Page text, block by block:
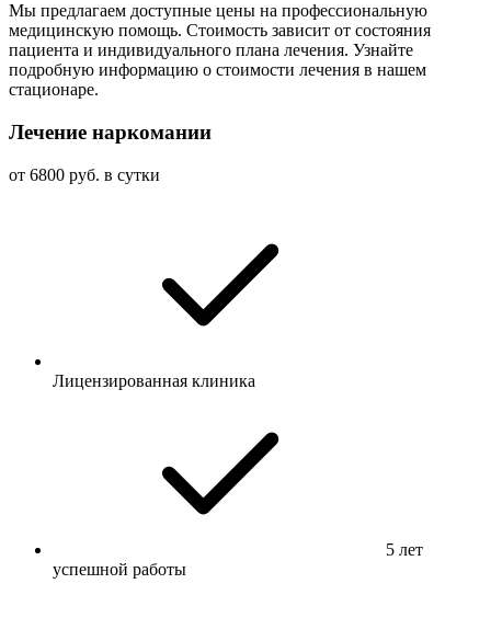
Мы предлагаем доступные цены на профессиональную
медицинскую помощь. Стоимость зависит от состояния
пациента и индивидуального плана лечения. Узнайте
подробную информацию о стоимости лечения в нашем
стационаре.
Лечение наркомании
от 6800 руб. в сутки
Лицензированная клиника
5 лет
успешной работы